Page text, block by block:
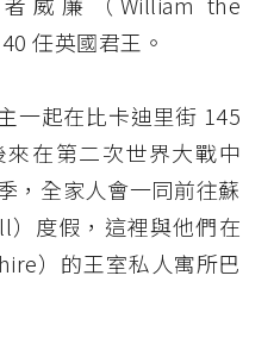
任英國君王。
一起在比卡迪里街 145
在第二次世界大戰中
，全家人會一同前往蘇
度假，這裡與他們在
）的王室私人寓所巴